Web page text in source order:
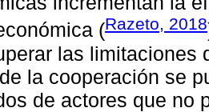
(Razeto, 2018
las limitaciones
la cooperación se
de actores que no